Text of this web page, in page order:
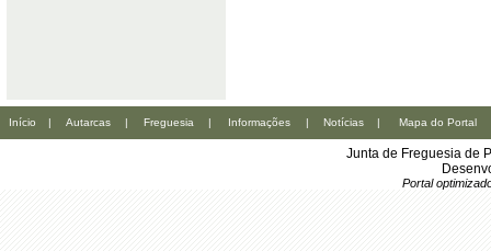
Início | Autarcas | Freguesia | Informações | Notícias | Mapa do Portal
Junta de Freguesia de
Portal